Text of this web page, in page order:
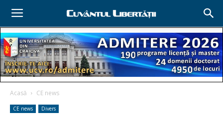
Acasă CE news
CE news Divers